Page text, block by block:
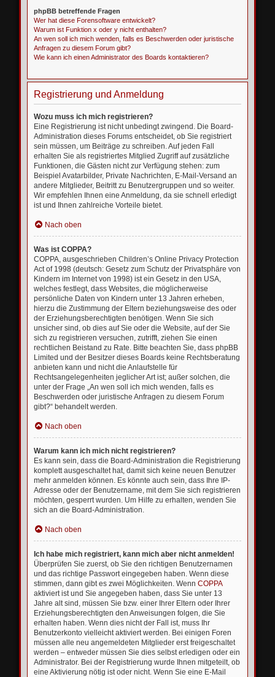
phpBB betreffende Fragen
Wer hat diese Forensoftware entwickelt?
Warum ist Funktion x oder y nicht enthalten?
An wen soll ich mich wenden, falls es Beschwerden oder juristische
Anfragen zu diesem Forum gibt?
Wie kann ich einen Administrator des Boards kontaktieren?
Registrierung und Anmeldung
Wozu muss ich mich registrieren?
Eine Registrierung ist nicht unbedingt zwingend. Die Board-
Administration dieses Forums entscheidet, ob Sie registriert
sein müssen, um Beiträge zu schreiben. Auf jeden Fall
erhalten Sie als registriertes Mitglied Zugriff auf zusätzliche
Funktionen, die Gästen nicht zur Verfügung stehen: zum
Beispiel Avatarbilder, Private Nachrichten, E-Mail-Versand an
andere Mitglieder, Beitritt zu Benutzergruppen und so weiter.
Wir empfehlen Ihnen eine Anmeldung, da sie schnell erledigt
ist und Ihnen zahlreiche Vorteile bietet.
Nach oben
Was ist COPPA?
COPPA, ausgeschrieben Children’s Online Privacy Protection
Act of 1998 (deutsch: Gesetz zum Schutz der Privatsphäre von
Kindern im Internet von 1998) ist ein Gesetz in den USA,
welches festlegt, dass Websites, die möglicherweise
persönliche Daten von Kindern unter 13 Jahren erheben,
hierzu die Zustimmung der Eltern beziehungsweise des oder
der Erziehungsberechtigten benötigen. Wenn Sie sich
unsicher sind, ob dies auf Sie oder die Website, auf der Sie
sich zu registrieren versuchen, zutrifft, ziehen Sie einen
rechtlichen Beistand zu Rate. Bitte beachten Sie, dass phpBB
Limited und der Besitzer dieses Boards keine Rechtsberatung
anbieten kann und nicht die Anlaufstelle für
Rechtsangelegenheiten jeglicher Art ist; außer solchen, die
unter der Frage „An wen soll ich mich wenden, falls es
Beschwerden oder juristische Anfragen zu diesem Forum
gibt?“ behandelt werden.
Nach oben
Warum kann ich mich nicht registrieren?
Es kann sein, dass die Board-Administration die Registrierung
komplett ausgeschaltet hat, damit sich keine neuen Benutzer
mehr anmelden können. Es könnte auch sein, dass Ihre IP-
Adresse oder der Benutzername, mit dem Sie sich registrieren
möchten, gesperrt wurden. Um Hilfe zu erhalten, wenden Sie
sich an die Board-Administration.
Nach oben
Ich habe mich registriert, kann mich aber nicht anmelden!
Überprüfen Sie zuerst, ob Sie den richtigen Benutzernamen
und das richtige Passwort eingegeben haben. Wenn diese
stimmen, dann gibt es zwei Möglichkeiten. WennCOPPA
aktiviert ist und Sie angegeben haben, dass Sie unter 13
Jahre alt sind, müssen Sie bzw. einer Ihrer Eltern oder Ihrer
Erziehungsberechtigten den Anweisungen folgen, die Sie
erhalten haben. Wenn dies nicht der Fall ist, muss Ihr
Benutzerkonto vielleicht aktiviert werden. Bei einigen Foren
müssen alle neu angemeldeten Mitglieder erst freigeschaltet
werden – entweder müssen Sie dies selbst erledigen oder ein
Administrator. Bei der Registrierung wurde Ihnen mitgeteilt, ob
eine Aktivierung nötig ist oder nicht. Wenn Sie eine E-Mail